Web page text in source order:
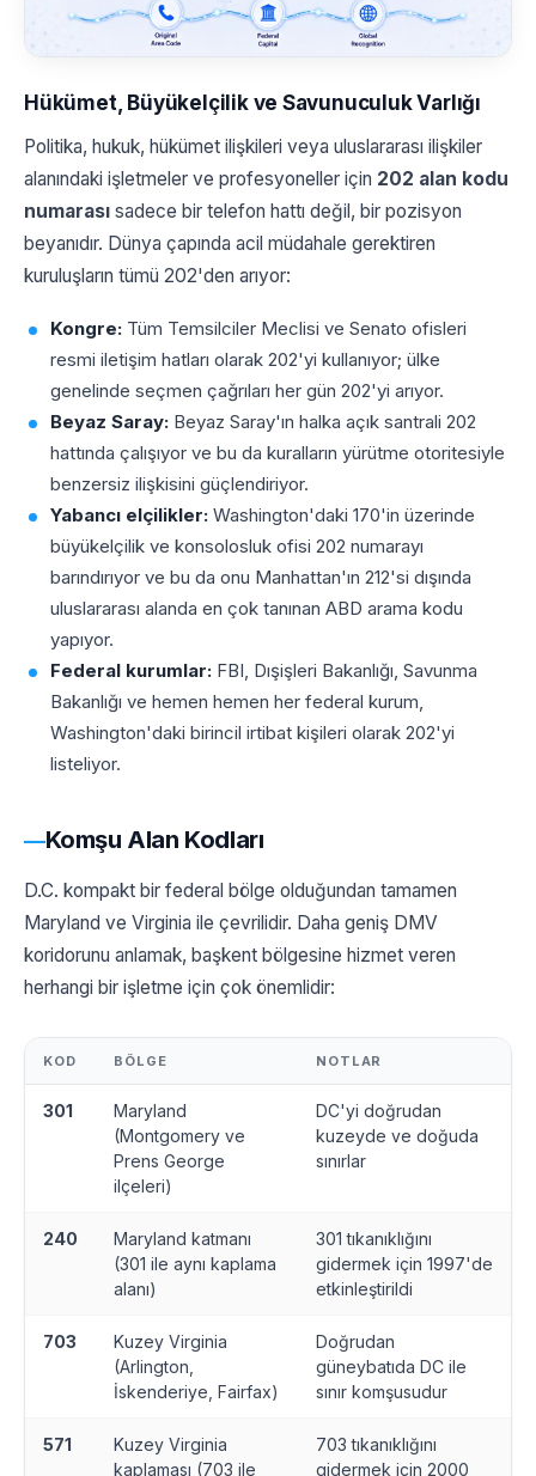
Hükümet, Büyükelçilik ve Savunuculuk Varlığı
Politika, hukuk, hükümet ilişkileri veya uluslararası ilişkiler
alanındaki işletmeler ve profesyoneller için 202 alan kodu
numarası sadece bir telefon hattı değil, bir pozisyon
beyanıdır. Dünya çapında acil müdahale gerektiren
kuruluşların tümü 202'den arıyor:
Kongre: Tüm Temsilciler Meclisi ve Senato ofisleri
resmi iletişim hatları olarak 202'yi kullanıyor; ülke
genelinde seçmen çağrıları her gün 202'yi arıyor.
Beyaz Saray: Beyaz Saray'ın halka açık santrali 202
hattında çalışıyor ve bu da kuralların yürütme otoritesiyle
benzersiz ilişkisini güçlendiriyor.
Yabancı elçilikler: Washington'daki 170'in üzerinde
büyükelçilik ve konsolosluk ofisi 202 numarayı
barındırıyor ve bu da onu Manhattan'ın 212'si dışında
uluslararası alanda en çok tanınan ABD arama kodu
yapıyor.
Federal kurumlar: FBI, Dışişleri Bakanlığı, Savunma
Bakanlığı ve hemen hemen her federal kurum,
Washington'daki birincil irtibat kişileri olarak 202'yi
listeliyor.
Komşu Alan Kodları
D.C. kompakt bir federal bölge olduğundan tamamen
Maryland ve Virginia ile çevrilidir. Daha geniş DMV
koridorunu anlamak, başkent bölgesine hizmet veren
herhangi bir işletme için çok önemlidir:
KOD BÖLGE NOTLAR
301
Maryland
(Montgomery ve
Prens George
ilçeleri)
DC'yi doğrudan
kuzeyde ve doğuda
sınırlar
240
Maryland katmanı
(301 ile aynı kaplama
alanı)
301 tıkanıklığını
gidermek için 1997'de
etkinleştirildi
703
Kuzey Virginia
(Arlington,
İskenderiye, Fairfax)
Doğrudan
güneybatıda DC ile
sınır komşusudur
571
Kuzey Virginia
kaplaması (703 ile
703 tıkanıklığını
gidermek için 2000